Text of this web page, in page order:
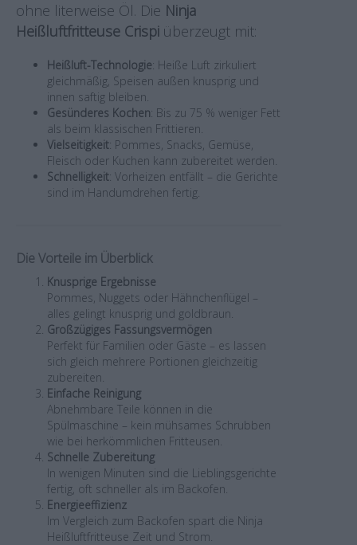
ohne literweise Öl. Die Ninja
Heißluftfritteuse Crispi überzeugt mit:
Heißluft-Technologie: Heiße Luft zirkuliert
gleichmäßig, Speisen außen knusprig und
innen saftig bleiben.
Gesünderes Kochen: Bis zu 75 % weniger Fett
als beim klassischen Frittieren.
Vielseitigkeit: Pommes, Snacks, Gemüse,
Fleisch oder Kuchen kann zubereitet werden.
Schnelligkeit: Vorheizen entfällt – die Gerichte
sind im Handumdrehen fertig.
Die Vorteile im Überblick
Knusprige Ergebnisse
Pommes, Nuggets oder Hähnchenflügel –
alles gelingt knusprig und goldbraun.
Großzügiges Fassungsvermögen
Perfekt für Familien oder Gäste – es lassen
sich gleich mehrere Portionen gleichzeitig
zubereiten.
Einfache Reinigung
Abnehmbare Teile können in die
Spülmaschine – kein mühsames Schrubben
wie bei herkömmlichen Fritteusen.
Schnelle Zubereitung
In wenigen Minuten sind die Lieblingsgerichte
fertig, oft schneller als im Backofen.
Energieeffizienz
Im Vergleich zum Backofen spart die Ninja
Heißluftfritteuse Zeit und Strom.